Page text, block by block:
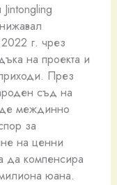
г. чрез
на проекта и
През
съд на
междинно
за
на ценни
да компенсира
юана.